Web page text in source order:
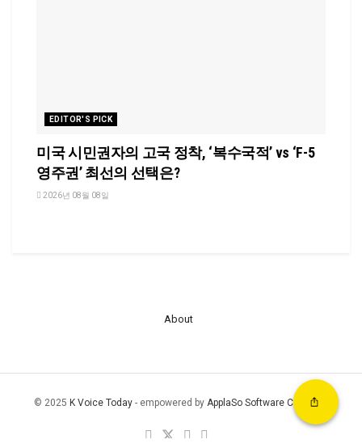
EDITOR'S PICK
미국 시민권자의 고국 정착, ‘복수국적’ vs ‘F-5
영주권’ 최선의 선택은?
2026년 08월 08일
About
© 2025 K Voice Today- empowered by ApplaSo Software Company